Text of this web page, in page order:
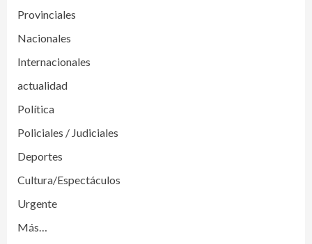
Provinciales
Nacionales
Internacionales
actualidad
Política
Policiales / Judiciales
Deportes
Cultura/Espectáculos
Urgente
Más…